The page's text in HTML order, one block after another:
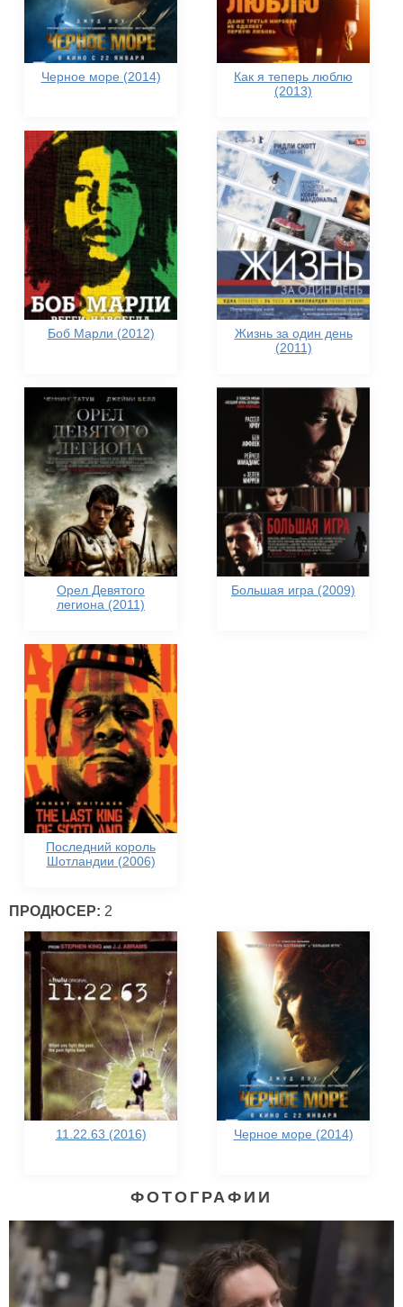
Черное море (2014)
Как я теперь люблю
(2013)
Боб Марли (2012)
Жизнь за один день
(2011)
Орел Девятого
легиона (2011)
Большая игра (2009)
Последний король
Шотландии (2006)
ПРОДЮСЕР: 2
11.22.63 (2016) Черное море (2014)
ФОТОГРАФИИ